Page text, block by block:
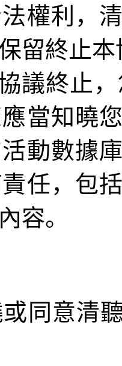
權利，
留終止
議終止
當知曉
動數據
任，包
容。
同意清